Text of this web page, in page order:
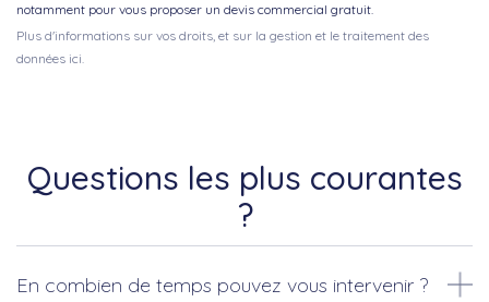
notamment pour vous proposer un devis commercial gratuit.
Plus d'informations sur vos droits, et sur la gestion et le traitement des
données ici.
Questions les plus courantes
?
En combien de temps pouvez vous intervenir ?